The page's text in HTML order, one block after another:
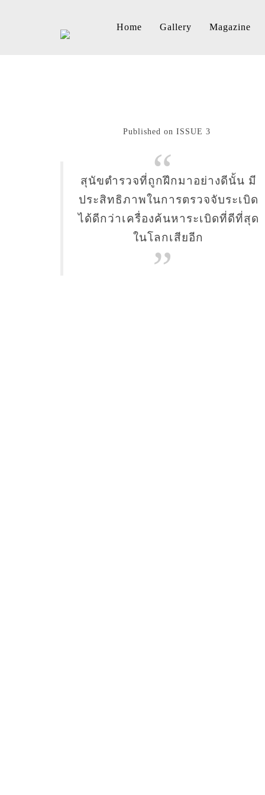
Home Gallery Magazine
Published on ISSUE 3
สุนัขตำรวจที่ถูกฝึกมาอย่างดีนั้น มี
ประสิทธิภาพในการตรวจจับระเบิด
ได้ดีกว่าเครื่องค้นหาระเบิดที่ดีที่สุด
ในโลกเสียอีก